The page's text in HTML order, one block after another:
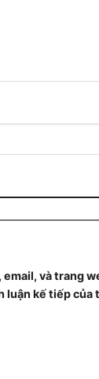
email, và trang
luận kế tiếp của